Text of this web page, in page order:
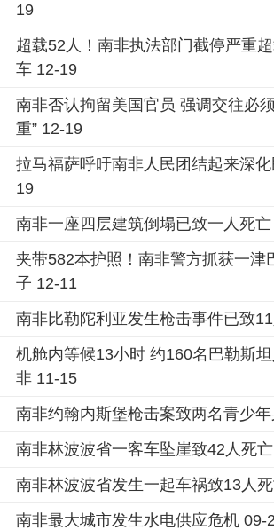
19
超载52人！南非执法部门截停严重
车 12-19
南非否认拘留美国官员 强调交往必
重” 12-19
拉马福萨呼吁南非人民团结起来深
19
南非一座四层建筑倒塌已致一人死
夹带582本护照！南非警方抓获一津
子 12-11
南非比勒陀利亚发生枪击事件已致
机舱内等候13小时 约160名巴勒斯
非 11-15
南非约翰内斯堡枪击案致两名青少
南非林波波省一客车坠崖致42人死
南非林波波省发生一起车祸致13人
南非最大城市发生水电供应危机 09-